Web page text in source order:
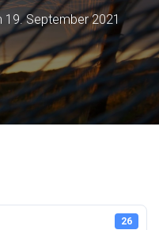
19. September 2021
26